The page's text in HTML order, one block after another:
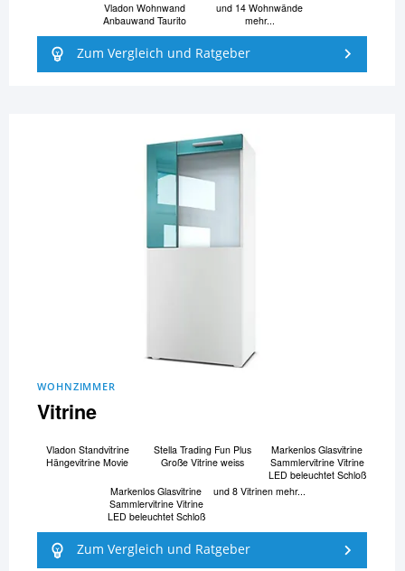
Vladon Wohnwand
Anbauwand Taurito
und 14 Wohnwände
mehr...
Zum Vergleich und Ratgeber
WOHNZIMMER
Vitrine
Vladon Standvitrine
Hängevitrine Movie
Stella Trading Fun Plus
Große Vitrine weiss
Markenlos Glasvitrine
Sammlervitrine Vitrine
LED beleuchtet Schloß
Markenlos Glasvitrine
Sammlervitrine Vitrine
LED beleuchtet Schloß
und 8 Vitrinen mehr...
Zum Vergleich und Ratgeber